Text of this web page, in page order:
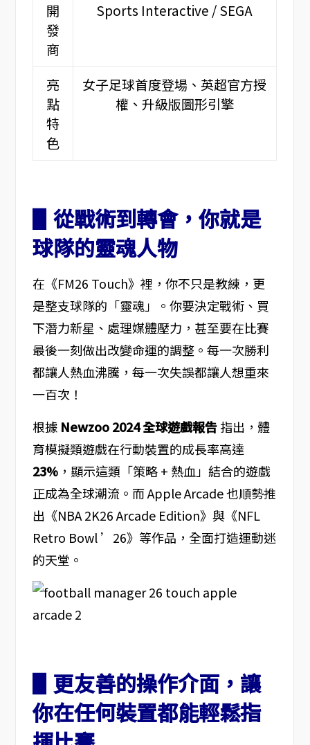
開
發
商
Sports Interactive / SEGA
亮
點
特
色
女子足球首度登場、英超官方授
權、升級版圖形引擎
▋從戰術到轉會，你就是
球隊的靈魂人物
在《FM26 Touch》裡，你不只是教練，更
是整支球隊的「靈魂」。你要決定戰術、買
下潛力新星、處理媒體壓力，甚至要在比賽
最後一刻做出改變命運的調整。每一次勝利
都讓人熱血沸騰，每一次失誤都讓人想重來
一百次！
根據 Newzoo 2024 全球遊戲報告指出，體
育模擬類遊戲在行動裝置的成長率高達
23%，顯示這類「策略 + 熱血」結合的遊戲
正成為全球潮流。而 Apple Arcade 也順勢推
出《NBA 2K26 Arcade Edition》與《NFL
Retro Bowl ’26》等作品，全面打造運動迷
的天堂。
▋更友善的操作介面，讓
你在任何裝置都能輕鬆指